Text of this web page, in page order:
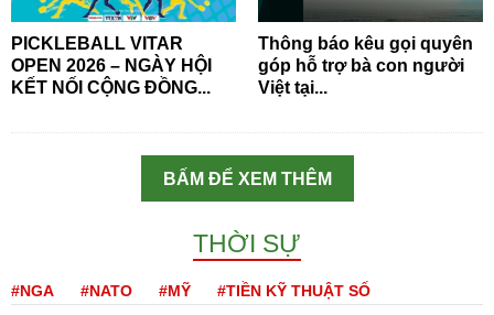
PICKLEBALL VITAR
OPEN 2026 – NGÀY HỘI
KẾT NỐI CỘNG ĐỒNG...
Thông báo kêu gọi quyên
góp hỗ trợ bà con người
Việt tại...
BẤM ĐỂ XEM THÊM
THỜI SỰ
#NGA #NATO #MỸ #TIỀN KỸ THUẬT SỐ